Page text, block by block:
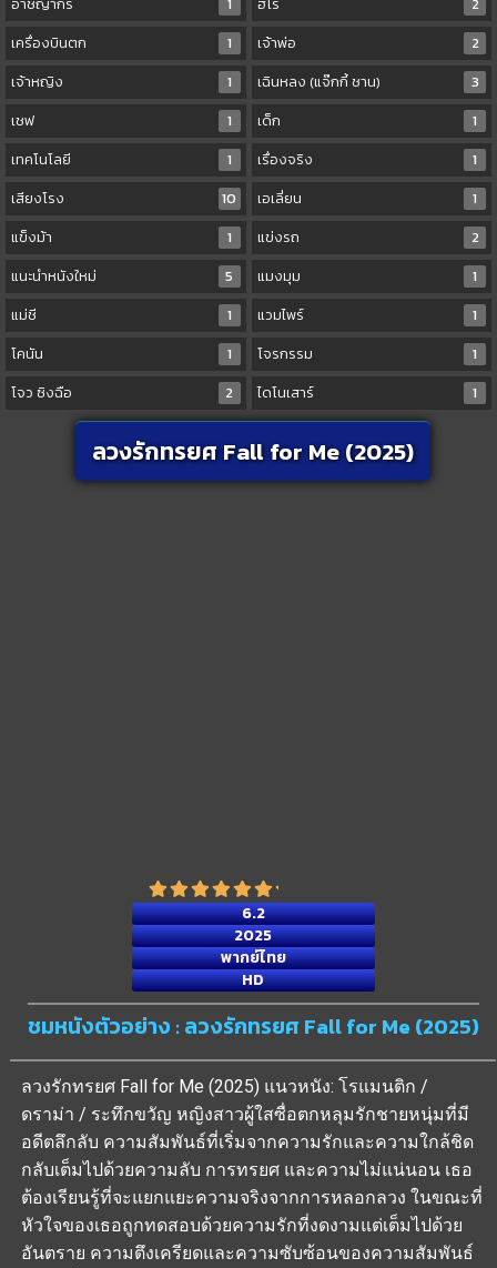
เครื่องบินตก
1 เจ้าพ่อ
2
เจ้าหญิง
1 เฉินหลง (แจ๊กกี้ ชาน)
3
เชฟ
1 เด็ก
1
เทคโนโลยี
1 เรื่องจริง
1
เสียงโรง
10 เอเลี่ยน
1
แข็งม้า
1 แข่งรถ
2
แนะนำหนังใหม่
5 แมงมุม
1
แม่ชี
1 แวมไพร์
1
โคนัน
1 โจรกรรม
1
โจว ซิงฉือ
2 ไดโนเสาร์ 1
ลวงรักทรยศ Fall for Me (2025)
6.2
2025
พากย์ไทย
HD
ชมหนังตัวอย่าง : ลวงรักทรยศ Fall for Me (2025)
ลวงรักทรยศ Fall for Me (2025) แนวหนัง: โรแมนติก /
ดราม่า / ระทึกขวัญ หญิงสาวผู้ใสซื่อตกหลุมรักชายหนุ่มที่มี
อดีตลึกลับ ความสัมพันธ์ที่เริ่มจากความรักและความใกล้ชิด
กลับเต็มไปด้วยความลับ การทรยศ และความไม่แน่นอน เธอ
ต้องเรียนรู้ที่จะแยกแยะความจริงจากการหลอกลวง ในขณะที่
หัวใจของเธอถูกทดสอบด้วยความรักที่งดงามแต่เต็มไปด้วย
อันตราย ความตึงเครียดและความซับซ้อนของความสัมพันธ์